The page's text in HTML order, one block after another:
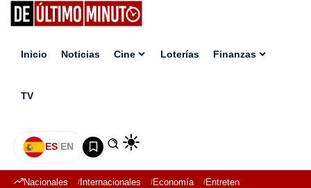
Inicio Noticias Cine Loterías Finanzas
TV
ES|EN
Nacionales Internacionales Economía Entretenimiento